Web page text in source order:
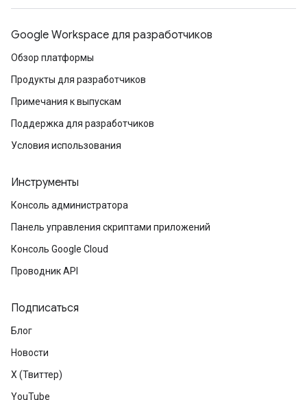
Google Workspace для разработчиков
Обзор платформы
Продукты для разработчиков
Примечания к выпускам
Поддержка для разработчиков
Условия использования
Инструменты
Консоль администратора
Панель управления скриптами приложений
Консоль Google Cloud
Проводник API
Подписаться
Блог
Новости
X (Твиттер)
YouTube